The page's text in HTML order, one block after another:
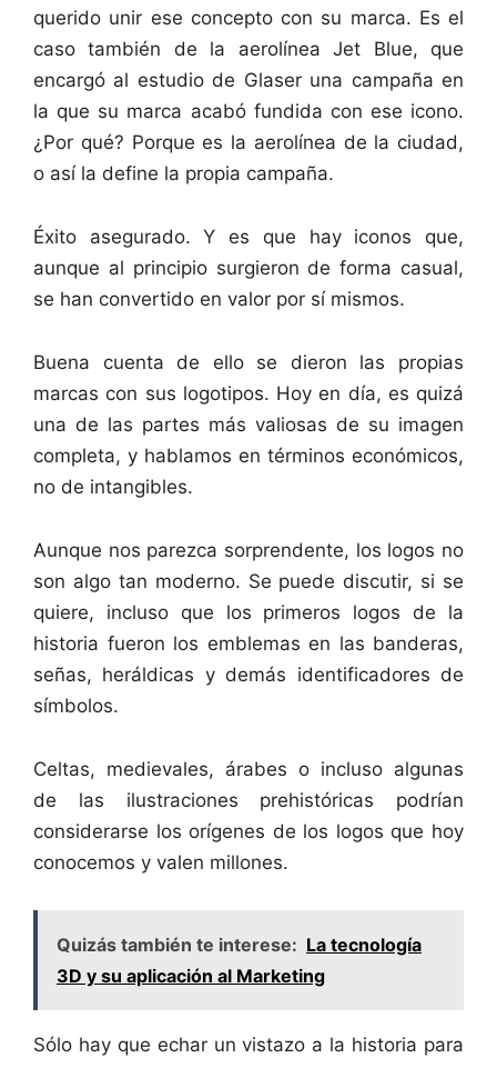
querido unir ese concepto con su marca. Es el
caso también de la aerolínea Jet Blue, que
encargó al estudio de Glaser una campaña en
la que su marca acabó fundida con ese icono.
¿Por qué? Porque es la aerolínea de la ciudad,
o así la define la propia campaña.
Éxito asegurado. Y es que hay iconos que,
aunque al principio surgieron de forma casual,
se han convertido en valor por sí mismos.
Buena cuenta de ello se dieron las propias
marcas con sus logotipos. Hoy en día, es quizá
una de las partes más valiosas de su imagen
completa, y hablamos en términos económicos,
no de intangibles.
Aunque nos parezca sorprendente, los logos no
son algo tan moderno. Se puede discutir, si se
quiere, incluso que los primeros logos de la
historia fueron los emblemas en las banderas,
señas, heráldicas y demás identificadores de
símbolos.
Celtas, medievales, árabes o incluso algunas
de las ilustraciones prehistóricas podrían
considerarse los orígenes de los logos que hoy
conocemos y valen millones.
Quizás también te interese: La tecnología
3D y su aplicación al Marketing
Sólo hay que echar un vistazo a la historia para